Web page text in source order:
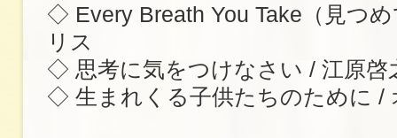
◇ Every Breath You Take（見つ
リス
◇ 思考に気をつけなさい / 江原啓
◇ 生まれくる子供たちのために /